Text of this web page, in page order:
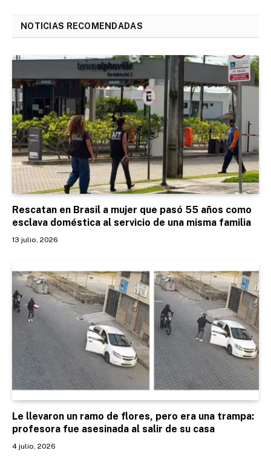
NOTICIAS RECOMENDADAS
Rescatan en Brasil a mujer que pasó 55 años como
esclava doméstica al servicio de una misma familia
13 julio, 2026
Le llevaron un ramo de flores, pero era una trampa:
profesora fue asesinada al salir de su casa
4 julio, 2026